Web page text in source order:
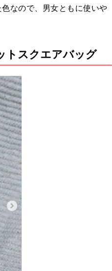
なので、男女ともに使いや
トスクエアバッグ